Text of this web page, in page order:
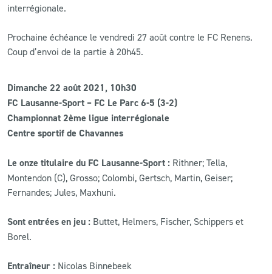
MATCH DES CELEBRITES
PRESSE ET MEDIAS
interrégionale.
Prochaine échéance le vendredi 27 août contre le FC Renens.
Coup d’envoi de la partie à 20h45.
Dimanche 22 août 2021, 10h30
FC Lausanne-Sport – FC Le Parc 6-5 (3-2)
Championnat 2ème ligue interrégionale
Centre sportif de Chavannes
Le onze titulaire du FC Lausanne-Sport : Rithner; Tella,
Montendon (C), Grosso; Colombi, Gertsch, Martin, Geiser;
Fernandes; Jules, Maxhuni.
Sont entrées en jeu : Buttet, Helmers, Fischer, Schippers et
Borel.
Entraîneur : Nicolas Binnebeek